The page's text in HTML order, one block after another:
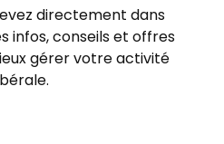
directement dans
infos, conseils et offres
gérer votre activité